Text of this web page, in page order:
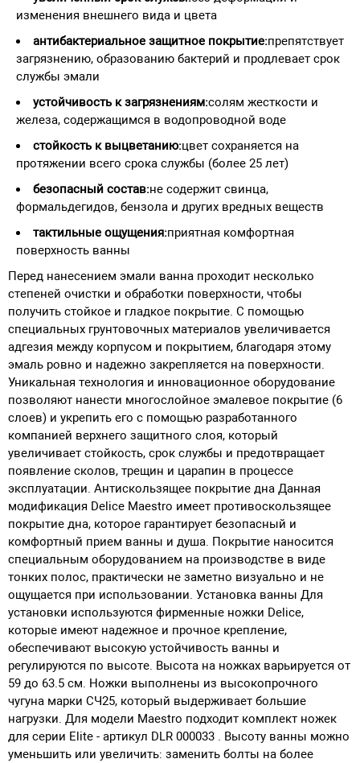
изменения внешнего вида и цвета
антибактериальное защитное покрытие:препятствует
загрязнению, образованию бактерий и продлевает срок
службы эмали
устойчивость к загрязнениям:солям жесткости и
железа, содержащимся в водопроводной воде
стойкость к выцветанию:цвет сохраняется на
протяжении всего срока службы (более 25 лет)
безопасный состав:не содержит свинца,
формальдегидов, бензола и других вредных веществ
тактильные ощущения:приятная комфортная
поверхность ванны
Перед нанесением эмали ванна проходит несколько
степеней очистки и обработки поверхности, чтобы
получить стойкое и гладкое покрытие. С помощью
специальных грунтовочных материалов увеличивается
адгезия между корпусом и покрытием, благодаря этому
эмаль ровно и надежно закрепляется на поверхности.
Уникальная технология и инновационное оборудование
позволяют нанести многослойное эмалевое покрытие (6
слоев) и укрепить его с помощью разработанного
компанией верхнего защитного слоя, который
увеличивает стойкость, срок службы и предотвращает
появление сколов, трещин и царапин в процессе
эксплуатации. Антискользящее покрытие дна Данная
модификация Delice Maestro имеет противоскользящее
покрытие дна, которое гарантирует безопасный и
комфортный прием ванны и душа. Покрытие наносится
специальным оборудованием на производстве в виде
тонких полос, практически не заметно визуально и не
ощущается при использовании. Установка ванны Для
установки используются фирменные ножки Delice,
которые имеют надежное и прочное крепление,
обеспечивают высокую устойчивость ванны и
регулируются по высоте. Высота на ножках варьируется от
59 до 63.5 см. Ножки выполнены из высокопрочного
чугуна марки СЧ25, который выдерживает большие
нагрузки. Для модели Maestro подходит комплект ножек
для серии Elite - артикул DLR 000033 . Высоту ванны можно
уменьшить или увеличить: заменить болты на более